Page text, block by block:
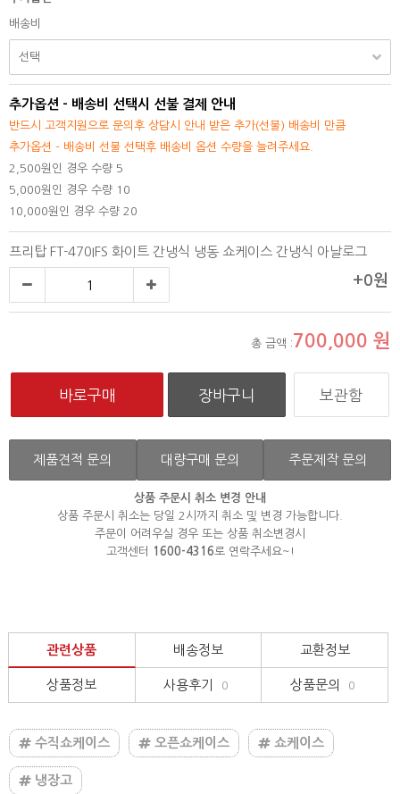
배송비
추가옵션 - 배송비 선택시 선불 결제 안내
반드시 고객지원으로 문의후 상담시 안내 받은 추가(선불) 배송비 만큼
추가옵션 - 배송비 선불 선택후 배송비 옵션 수량을 늘려주세요.
2,500원인 경우 수량 5
5,000원인 경우 수량 10
10,000원인 경우 수량 20
프리탑 FT-470IFS 화이트 간냉식 냉동 쇼케이스 간냉식 아날로그
+0원
총 금액 :700,000 원
보관함
제품견적 문의 대량구매 문의 주문제작 문의
상품 주문시 취소 변경 안내
상품 주문시 취소는 당일 2시까지 취소 및 변경 가능합니다.
주문이 어려우실 경우 또는 상품 취소변경시
고객센터
1600-4316로 연락주세요~!
관련상품 배송정보 교환정보
상품정보 사용후기 0 상품문의 0
수직쇼케이스 오픈쇼케이스 쇼케이스
냉장고